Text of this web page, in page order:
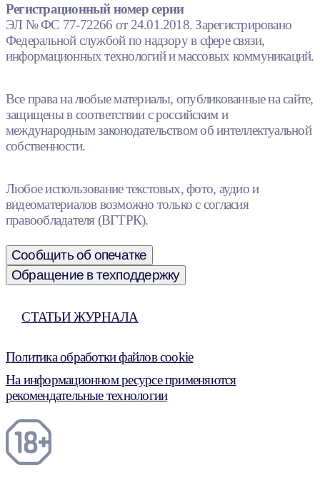
Регистрационный номер серии
ЭЛ № ФС 77-72266 от 24.01.2018. Зарегистрировано
Федеральной службой по надзору в сфере связи,
информационных технологий и массовых коммуникаций.
Все права на любые материалы, опубликованные на сайте,
защищены в соответствии с российским и
международным законодательством об интеллектуальной
собственности.
Любое использование текстовых, фото, аудио и
видеоматериалов возможно только с согласия
правообладателя (ВГТРК).
Сообщить об опечатке
Обращение в техподдержку
СТАТЬИ ЖУРНАЛА
Политика обработки файлов cookie
На информационном ресурсе применяются
рекомендательные технологии